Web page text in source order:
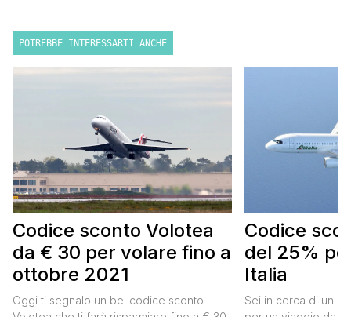
POTREBBE INTERESSARTI ANCHE
Codice sconto Volotea
da € 30 per volare fino a
ottobre 2021
Oggi ti segnalo un bel codice sconto
Codice
del 25%
Italia
Sei in cerca di un